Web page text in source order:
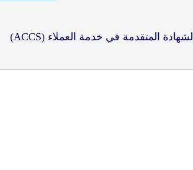
الشهادة المتقدمة في خدمة العملاء (ACCS)